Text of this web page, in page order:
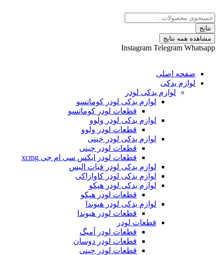
نتایج
Instagram Telegram
اصلی
یدکی
لوازم یدکی لودر
لوازم یدکی لودر کوماتسو
قطعات لودر کوماتسو
لوازم یدکی لودر ولوو
قطعات لودر ولوو
لوازم یدکی لودر چینی
قطعات لودر چینی
قطعات لودر ایکس سی ام جی xcmg
لوازم یدکی لودر فیات الیس
لوازم یدکی لودر کاوازاکی
لوازم یدکی لودر هپکو
قطعات لودر هپکو
لوازم یدکی لودر هیوندا
قطعات لودر هیوندا
قطعات لودر
قطعات لودر آمیگ
قطعات لودر دوسان
قطعات لودر چینی